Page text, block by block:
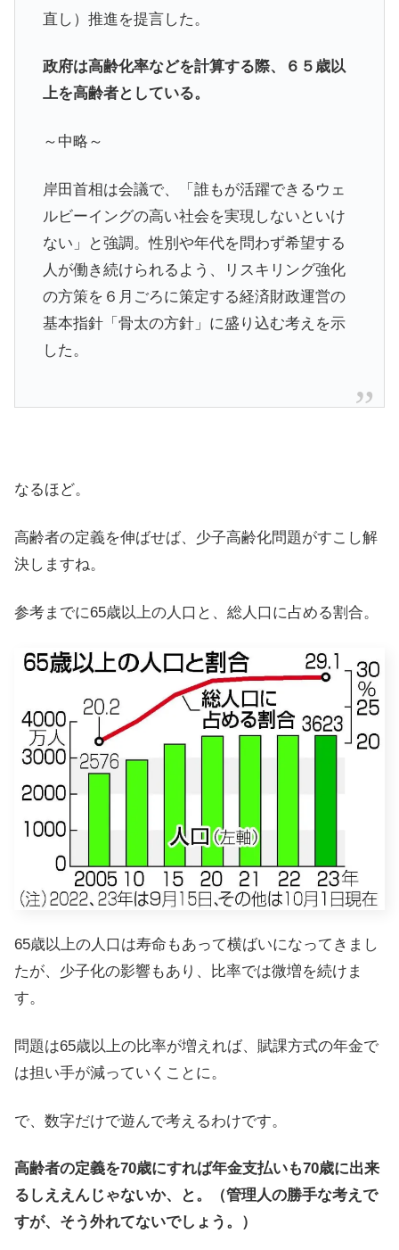
直し）推進を提言した。
政府は高齢化率などを計算する際、６５歳以
上を高齢者としている。
～中略～
岸田首相は会議で、「誰もが活躍できるウェ
ルビーイングの高い社会を実現しないといけ
ない」と強調。性別や年代を問わず希望する
人が働き続けられるよう、リスキリング強化
の方策を６月ごろに策定する経済財政運営の
基本指針「骨太の方針」に盛り込む考えを示
した。
なるほど。
高齢者の定義を伸ばせば、少子高齢化問題がすこし解
決しますね。
参考までに65歳以上の人口と、総人口に占める割合。
65歳以上の人口は寿命もあって横ばいになってきまし
たが、少子化の影響もあり、比率では微増を続けま
す。
問題は65歳以上の比率が増えれば、賦課方式の年金で
は担い手が減っていくことに。
で、数字だけで遊んで考えるわけです。
高齢者の定義を70歳にすれば年金支払いも70歳に出来
るしええんじゃないか、と。（管理人の勝手な考えで
すが、そう外れてないでしょう。）